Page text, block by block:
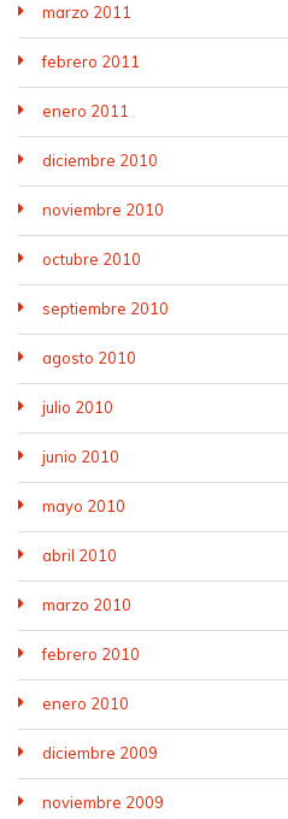
marzo 2011
febrero 2011
enero 2011
diciembre 2010
noviembre 2010
octubre 2010
septiembre 2010
agosto 2010
julio 2010
junio 2010
mayo 2010
abril 2010
marzo 2010
febrero 2010
enero 2010
diciembre 2009
noviembre 2009